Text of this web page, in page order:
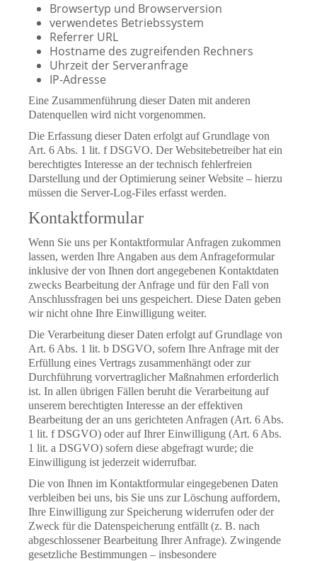
Browsertyp und Browserversion
verwendetes Betriebssystem
Referrer URL
Hostname des zugreifenden Rechners
Uhrzeit der Serveranfrage
IP-Adresse
Eine Zusammenführung dieser Daten mit anderen
Datenquellen wird nicht vorgenommen.
Die Erfassung dieser Daten erfolgt auf Grundlage von
Art. 6 Abs. 1 lit. f DSGVO. Der Websitebetreiber hat ein
berechtigtes Interesse an der technisch fehlerfreien
Darstellung und der Optimierung seiner Website – hierzu
müssen die Server-Log-Files erfasst werden.
Kontaktformular
Wenn Sie uns per Kontaktformular Anfragen zukommen
lassen, werden Ihre Angaben aus dem Anfrageformular
inklusive der von Ihnen dort angegebenen Kontaktdaten
zwecks Bearbeitung der Anfrage und für den Fall von
Anschlussfragen bei uns gespeichert. Diese Daten geben
wir nicht ohne Ihre Einwilligung weiter.
Die Verarbeitung dieser Daten erfolgt auf Grundlage von
Art. 6 Abs. 1 lit. b DSGVO, sofern Ihre Anfrage mit der
Erfüllung eines Vertrags zusammenhängt oder zur
Durchführung vorvertraglicher Maßnahmen erforderlich
ist. In allen übrigen Fällen beruht die Verarbeitung auf
unserem berechtigten Interesse an der effektiven
Bearbeitung der an uns gerichteten Anfragen (Art. 6 Abs.
1 lit. f DSGVO) oder auf Ihrer Einwilligung (Art. 6 Abs.
1 lit. a DSGVO) sofern diese abgefragt wurde; die
Einwilligung ist jederzeit widerrufbar.
Die von Ihnen im Kontaktformular eingegebenen Daten
verbleiben bei uns, bis Sie uns zur Löschung auffordern,
Ihre Einwilligung zur Speicherung widerrufen oder der
Zweck für die Datenspeicherung entfällt (z. B. nach
abgeschlossener Bearbeitung Ihrer Anfrage). Zwingende
gesetzliche Bestimmungen – insbesondere